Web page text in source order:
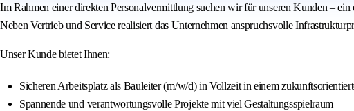
Im Rahmen einer direkten Personalvermittlung suchen wir für unseren Kunden –
Neben Vertrieb und Service realisiert das Unternehmen anspruchsvolle
Unser Kunde bietet Ihnen:
Sicheren Arbeitsplatz als Bauleiter (m/w/d) in Vollzeit in einem
Spannende und verantwortungsvolle Projekte mit viel Gestaltungsspielraum